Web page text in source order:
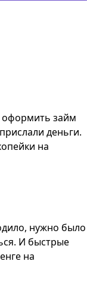
займ
деньги.
на
нужно было
И быстрые
на